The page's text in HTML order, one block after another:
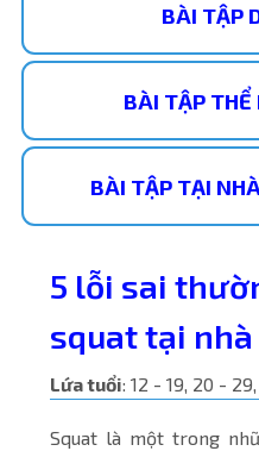
BÀI TẬP
BÀI TẬP THỂ
BÀI TẬP TẠI
5 lỗi sai
squat tại nhà
Lứa tuổi: 12 - 19, 20 -
Squat là một trong